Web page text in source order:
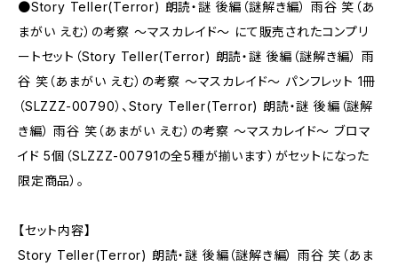
●Story Teller(Terror) 朗読・謎 後編（謎解き編） 雨谷 笑（あ
まがい えむ）の考察 〜マスカレイド〜 にて販売されたコンプリ
ートセット（Story Teller(Terror) 朗読・謎 後編（謎解き編） 雨
谷 笑（あまがい えむ）の考察 〜マスカレイド〜 パンフレット 1冊
（SLZZZ-00790）、Story Teller(Terror) 朗読・謎 後編（謎解
き編） 雨谷 笑（あまがい えむ）の考察 〜マスカレイド〜 ブロマ
イド 5個（SLZZZ-00791の全5種が揃います）がセットになった
限定商品）。
【セット内容】
Story Teller(Terror) 朗読・謎 後編（謎解き編） 雨谷 笑（あま